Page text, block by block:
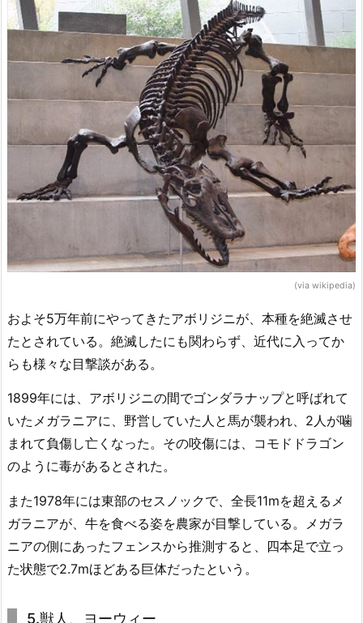
(via wikipedia)
およそ5万年前にやってきたアボリジニが、本種を絶滅させ
たとされている。絶滅したにも関わらず、近代に入ってか
らも様々な目撃談がある。
1899年には、アボリジニの間でゴンダラナップと呼ばれて
いたメガラニアに、野営していた人と馬が襲われ、2人が噛
まれて負傷し亡くなった。その咬傷には、コモドドラゴン
のように毒があるとされた。
また1978年には東部のセスノックで、全長11mを超えるメ
ガラニアが、牛を食べる姿を農家が目撃している。メガラ
ニアの側にあったフェンスから推測すると、四本足で立っ
た状態で2.7mほどある巨体だったという。
5.獣人、ヨーウィー